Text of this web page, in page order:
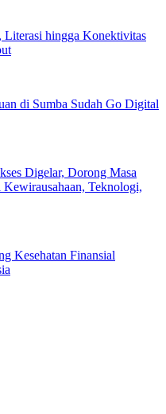
hingga Konektivitas
di Sumba Sudah Go Digital
Digelar, Dorong Masa
Teknologi,
Kesehatan Finansial